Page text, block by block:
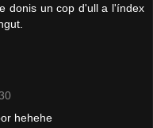
donis un cop d'ull a l'índex
hehehe